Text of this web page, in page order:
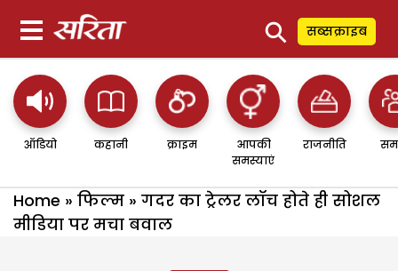
⚲ सब्सक्राइब
ऑडियो कहानी क्राइम
आपकी
समस्याएं
राजनीति
Home » फिल्म » गदर का ट्रेलर लॉच होते ही सोशल
मीडिया पर मचा बवाल